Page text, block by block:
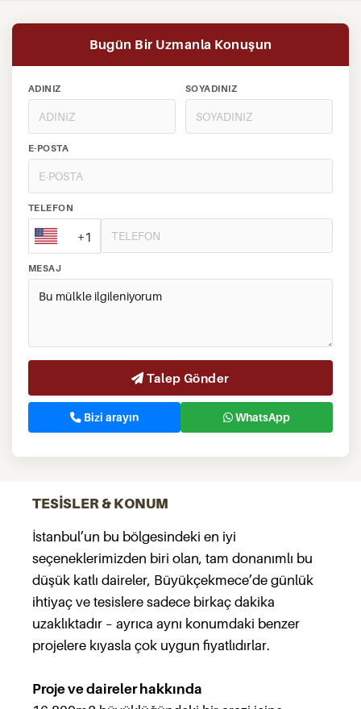
Bugün Bir Uzmanla Konuşun
ADINIZ SOYADINIZ
E-POSTA
TELEFON
+1
MESAJ
Talep Gönder
Bizi arayın WhatsApp
TESİSLER & KONUM
İstanbul’un bu bölgesindeki en iyi
seçeneklerimizden biri olan, tam donanımlı bu
düşük katlı daireler, Büyükçekmece’de günlük
ihtiyaç ve tesislere sadece birkaç dakika
uzaklıktadır – ayrıca aynı konumdaki benzer
projelere kıyasla çok uygun fiyatlıdırlar.
Proje ve daireler hakkında